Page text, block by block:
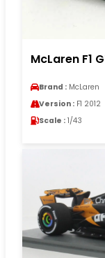
McLaren F1
Brand : McLaren
Version : F1 2012
Scale : 1/43